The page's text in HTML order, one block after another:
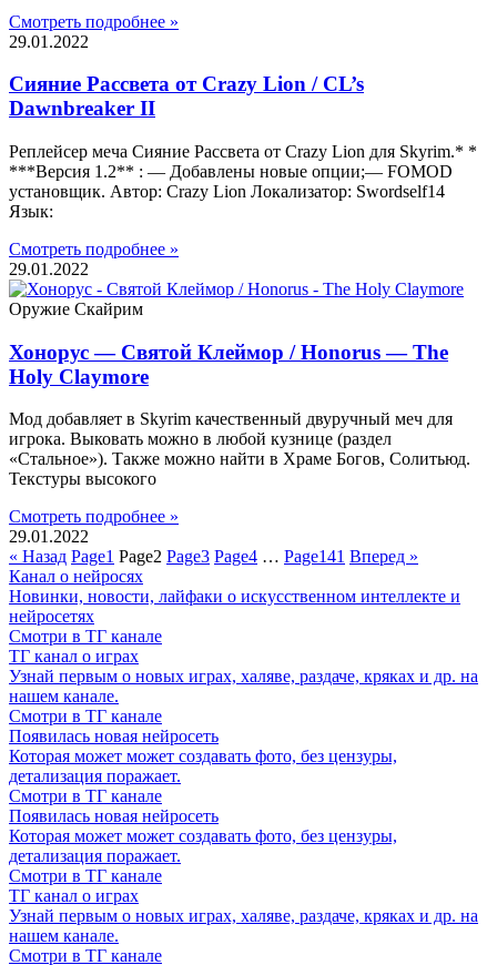
Смотреть подробнее »
29.01.2022
Сияние Рассвета от Crazy Lion / CL’s
Dawnbreaker II
Реплейсер меча Сияние Рассвета от Crazy Lion для Skyrim.* *
***Версия 1.2** : — Добавлены новые опции;— FOMOD
установщик. Автор: Crazy Lion Локализатор: Swordself14
Язык:
Смотреть подробнее »
29.01.2022
Оружие Скайрим
Хонорус — Святой Клеймор / Honorus — The
Holy Claymore
Мод добавляет в Skyrim качественный двуручный меч для
игрока. Выковать можно в любой кузнице (раздел
«Стальное»). Также можно найти в Храме Богов, Солитьюд.
Текстуры высокого
Смотреть подробнее »
29.01.2022
« Назад Page1 Page2 Page3 Page4 … Page141 Вперед »
Канал о нейросях
Новинки, новости, лайфаки о искусственном интеллекте и
нейросетях
Смотри в ТГ канале
ТГ канал о играх
Узнай первым о новых играх, халяве, раздаче, кряках и др. на
нашем канале.
Смотри в ТГ канале
Появилась новая нейросеть
Которая может может создавать фото, без цензуры,
детализация поражает.
Смотри в ТГ канале
Появилась новая нейросеть
Которая может может создавать фото, без цензуры,
детализация поражает.
Смотри в ТГ канале
ТГ канал о играх
Узнай первым о новых играх, халяве, раздаче, кряках и др. на
нашем канале.
Смотри в ТГ канале